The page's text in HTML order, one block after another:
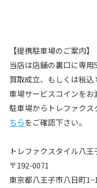
【提携駐車場のご案内】
当店は店舗の裏口に専
買取成立、もしくは税
車場サービスコインをお
駐車場からトレファク
ちらをご確認下さい。
トレファクスタイル八王
〒192-0071
東京都八王子市八日町